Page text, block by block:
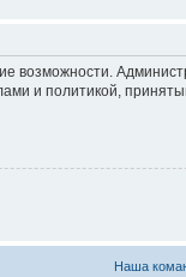
возможности.
и политикой,
Наша